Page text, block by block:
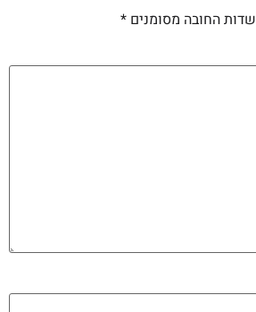
שדות החובה מסומנים *